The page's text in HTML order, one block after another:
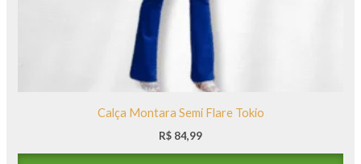
Calça Montara Semi Flare Tokio
R$ 84,99